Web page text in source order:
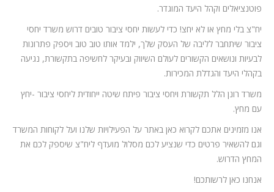
פוטנציאלים וקהל היעד המוגדר.
יח"צ בלי מחץ או לא יחצ! כדי לעשות יחסי ציבור טובים דרוש משרד יחסי
ציבור שיתחבר לליבה של העסק שלך, ילמד אותו טוב טוב ויספק פתרונות
לבעיות ונושאים הקשורים לעולם השיווק ובעיקר לחשיפה בתקשורת, נגיעה
בקהלי היעד והגדלת המכירות.
משרד רונן הלל תקשורת ויחסי ציבור פיתח שיטה ייחודית ליחסי ציבור -יחץ
עם מחץ.
אנו מזמינים אתכם לקרוא כאן באתר על הפעילויות שלנו ועל לקוחות המשרד
וגם להשאיר פרטים כדי שנציע לכם מסלול מועדף ליח"צ שיספק לכם את
המחץ הדרוש.
אנחנו כאן לרשותכם!